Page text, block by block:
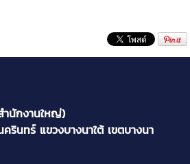
นักงานใหญ่)
รินทร์ แขวงบางนาใต้ เขตบางนา